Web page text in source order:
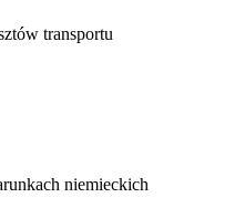
transportu
niemieckich